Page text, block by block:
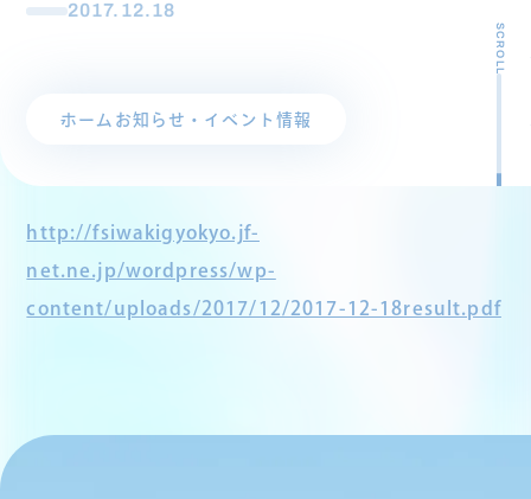
2017.12.18
ホーム お知らせ・イベント情報
SCROLL
http://fsiwakigyokyo.jf-
net.ne.jp/wordpress/wp-
content/uploads/2017/12/2017-12-18result.pdf